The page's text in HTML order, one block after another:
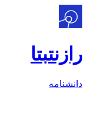
رازنتبتا
دانشنامه